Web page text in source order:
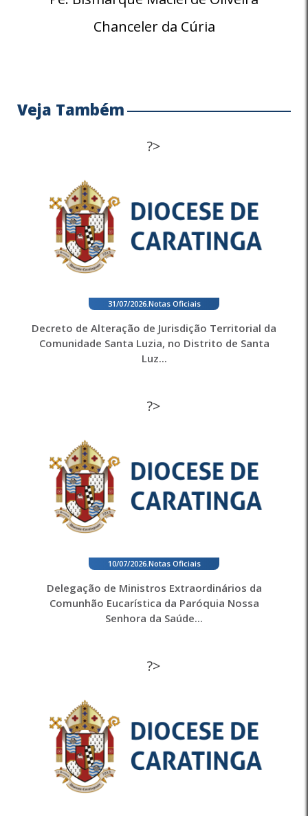
Chanceler da Cúria
Veja Também
?>
31/07/2026. Notas Oficiais
Decreto de Alteração de Jurisdição Territorial da
Comunidade Santa Luzia, no Distrito de Santa
Luz...
?>
10/07/2026. Notas Oficiais
Delegação de Ministros Extraordinários da
Comunhão Eucarística da Paróquia Nossa
Senhora da Saúde...
?>